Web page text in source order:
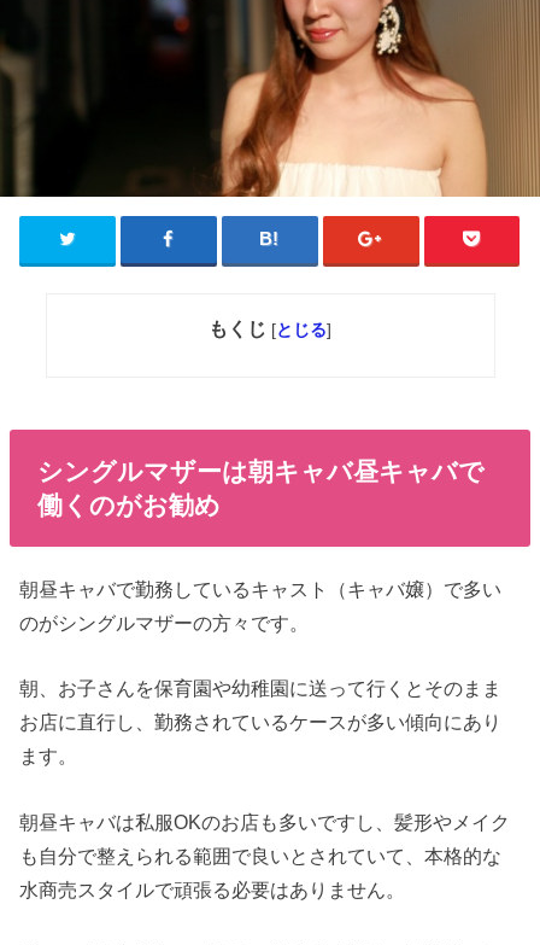
もくじ [とじる]
シングルマザーは朝キャバ昼キャバで
働くのがお勧め
朝昼キャバで勤務しているキャスト（キャバ嬢）で多い
のがシングルマザーの方々です。
朝、お子さんを保育園や幼稚園に送って行くとそのまま
お店に直行し、勤務されているケースが多い傾向にあり
ます。
朝昼キャバは私服OKのお店も多いですし、髪形やメイク
も自分で整えられる範囲で良いとされていて、本格的な
水商売スタイルで頑張る必要はありません。